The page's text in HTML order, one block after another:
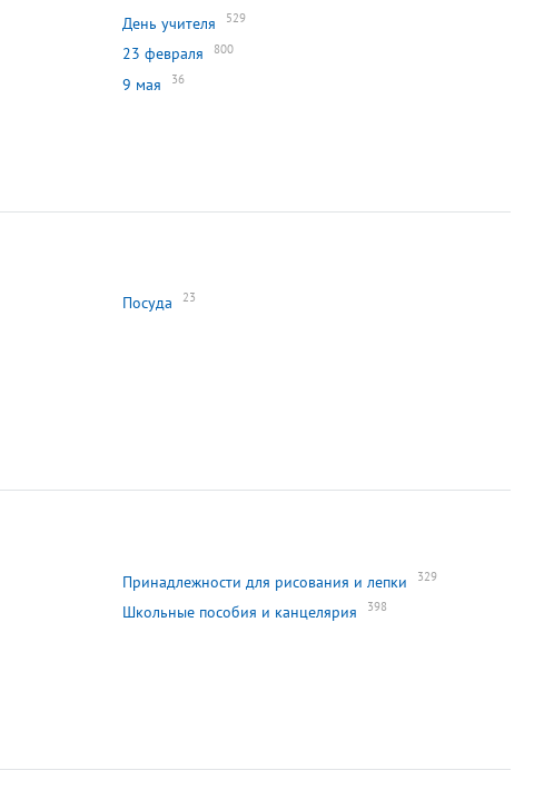
День учителя 529
23 февраля 800
9 мая 36
Посуда 23
Принадлежности для рисования и лепки 329
Школьные пособия и канцелярия 398